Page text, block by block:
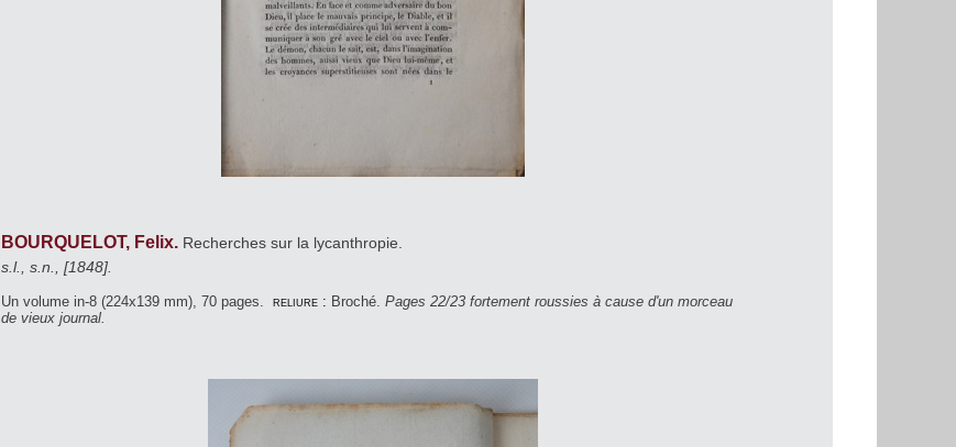
BOURQUELOT, Felix. Recherches sur la lycanthropie.
s.l., s.n., [1848].
Un volume in-8 (224x139 mm), 70 pages. reliure : Broché. Pages 22/23 fortement roussies à cause d'un morceau
de vieux journal.